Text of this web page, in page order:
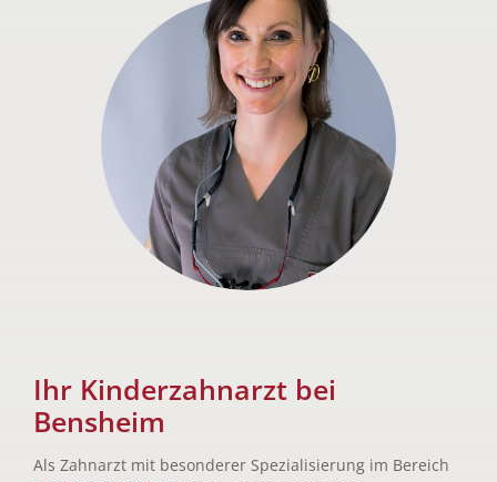
Ihr Kinderzahnarzt bei
Bensheim
Als Zahnarzt mit besonderer Spezialisierung im Bereich